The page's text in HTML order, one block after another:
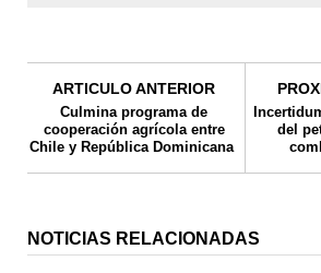
ARTICULO ANTERIOR
Culmina programa de
cooperación agrícola entre
Chile y República Dominicana
del
NOTICIAS RELACIONADAS